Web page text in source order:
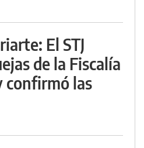
El STJ
de la Fiscalía
confirmó las